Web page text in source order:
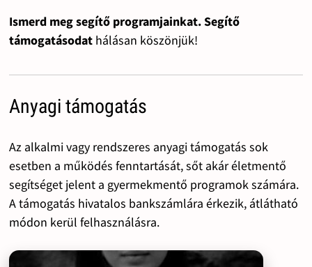
Ismerd meg segítő programjainkat. Segítő
támogatásodat hálásan köszönjük!
Anyagi támogatás
Az alkalmi vagy rendszeres anyagi támogatás sok
esetben a működés fenntartását, sőt akár életmentő
segítséget jelent a gyermekmentő programok számára.
A támogatás hivatalos bankszámlára érkezik, átlátható
módon kerül felhasználásra.